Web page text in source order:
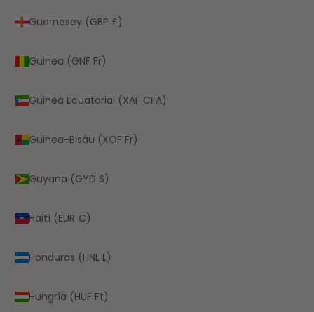
Guernesey (GBP £)
Guinea (GNF Fr)
Guinea Ecuatorial (XAF CFA)
Guinea-Bisáu (XOF Fr)
Guyana (GYD $)
Haití (EUR €)
Honduras (HNL L)
Hungría (HUF Ft)